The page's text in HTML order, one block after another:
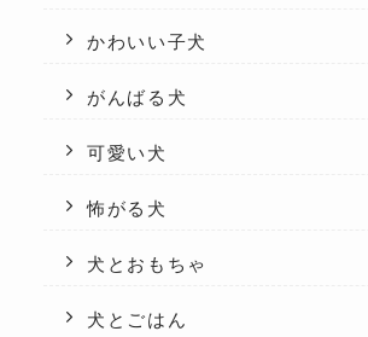
かわいい子犬
がんばる犬
可愛い犬
怖がる犬
犬とおもちゃ
犬とごはん